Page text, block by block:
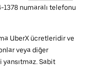
1378 numaralı telefonu
UberX ücretleridir ve
veya diğer
Sabit